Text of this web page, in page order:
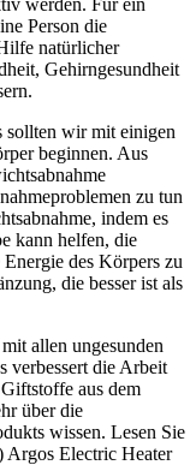
Person die
natürlicher
Gehirngesundheit
sollten wir mit einigen
beginnen. Aus
zu tun
indem es
kann helfen, die
des Körpers zu
die besser ist als
allen ungesunden
verbessert die Arbeit
aus dem
über die
wissen. Lesen Sie
Electric Heater